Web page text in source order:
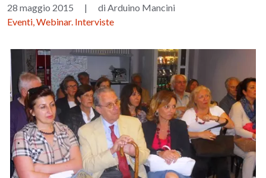
28 maggio 2015 |
di Arduino Mancini
Eventi, Webinar. Interviste